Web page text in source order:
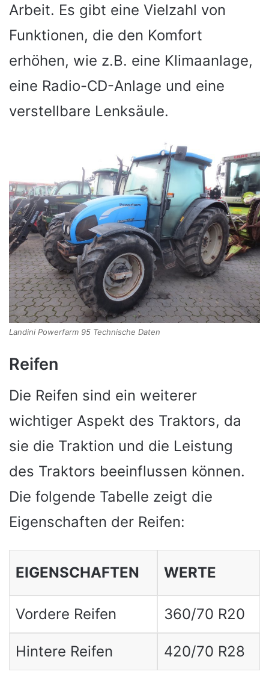
Arbeit. Es gibt eine Vielzahl von
Funktionen, die den Komfort
erhöhen, wie z.B. eine Klimaanlage,
eine Radio-CD-Anlage und eine
verstellbare Lenksäule.
Landini Powerfarm 95 Technische Daten
Reifen
Die Reifen sind ein weiterer
wichtiger Aspekt des Traktors, da
sie die Traktion und die Leistung
des Traktors beeinflussen können.
Die folgende Tabelle zeigt die
Eigenschaften der Reifen:
EIGENSCHAFTEN WERTE
Vordere Reifen 360/70 R20
Hintere Reifen 420/70 R28